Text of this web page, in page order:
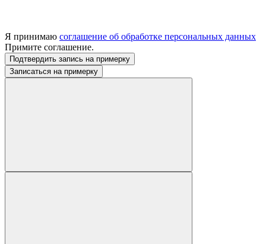
Я принимаю соглашение об обработке персональных данных
Примите соглашение.
Подтвердить запись на примерку
Записаться на примерку